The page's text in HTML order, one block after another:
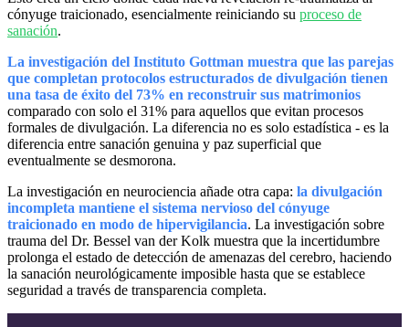
cónyuge traicionado, esencialmente reiniciando su proceso de
sanación.
La investigación del Instituto Gottman muestra que las parejas
que completan protocolos estructurados de divulgación tienen
una tasa de éxito del 73% en reconstruir sus matrimonios
comparado con solo el 31% para aquellos que evitan procesos
formales de divulgación. La diferencia no es solo estadística - es la
diferencia entre sanación genuina y paz superficial que
eventualmente se desmorona.
La investigación en neurociencia añade otra capa: la divulgación
incompleta mantiene el sistema nervioso del cónyuge
traicionado en modo de hipervigilancia. La investigación sobre
trauma del Dr. Bessel van der Kolk muestra que la incertidumbre
prolonga el estado de detección de amenazas del cerebro, haciendo
la sanación neurológicamente imposible hasta que se establece
seguridad a través de transparencia completa.